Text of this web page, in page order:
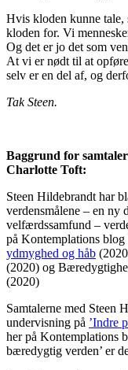
Hvis kloden kunne
kloden for. Vi
Og det er jo det som
At vi er nødt til at
selv er en del af, og
Tak Steen.
Baggrund for
Charlotte Toft:
Steen Hildebrandt har
verdensmålene – en ny
velfærdssamfund –
på Kontemplations
ydmyghed og håb
(2020) og
(2020)
Samtalerne med Steen
undervisning på ’Indre
her på Kontemplations
bæredygtig verden’ er